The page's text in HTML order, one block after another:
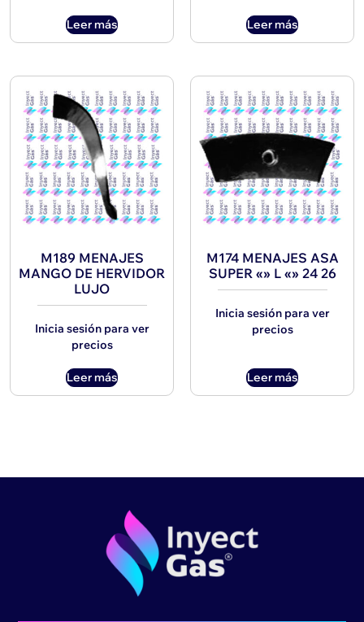
Leer más Leer más
M189 MENAJES
MANGO DE HERVIDOR
LUJO
Inicia sesión para ver
precios
Leer más
M174 MENAJES ASA
SUPER «» L «» 24 26
Inicia sesión para ver
precios
Leer más